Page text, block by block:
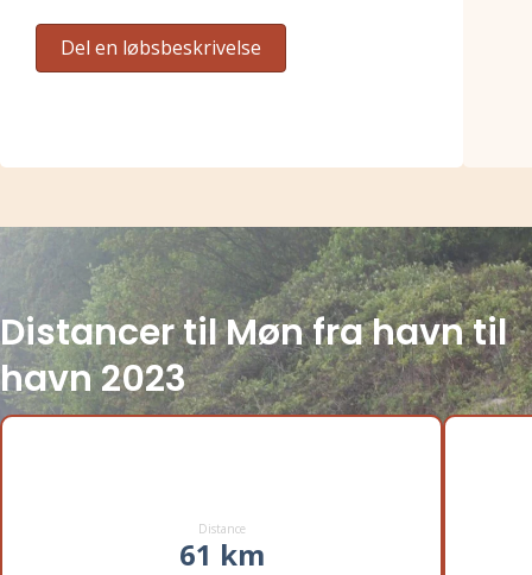
Del en løbsbeskrivelse
Distancer til Møn fra havn til
havn 2023
Distance
61 km